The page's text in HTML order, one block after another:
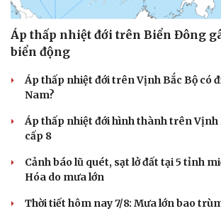
Áp thấp nhiệt đới trên Biển Đông
biển động
Áp thấp nhiệt đới trên Vịnh Bắc Bộ có
Nam?
Áp thấp nhiệt đới hình thành trên Vịnh
cấp 8
Cảnh báo lũ quét, sạt lở đất tại 5 tỉnh
Hóa do mưa lớn
Thời tiết hôm nay 7/8: Mưa lớn bao